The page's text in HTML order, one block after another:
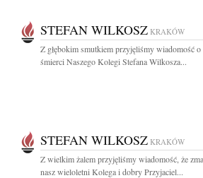
STEFAN WILKOSZ KRAKÓW
Z głębokim smutkiem przyjęliśmy wiadomość o
śmierci Naszego Kolegi Stefana Wilkosza...
STEFAN WILKOSZ KRAKÓW
Z wielkim żalem przyjęliśmy wiadomość, że
nasz wieloletni Kolega i dobry Przyjaciel...